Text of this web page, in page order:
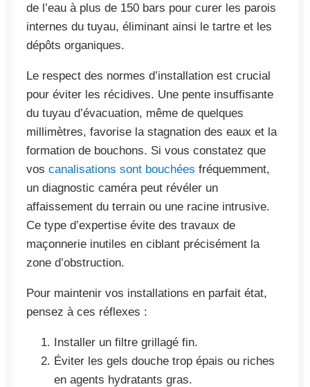
de l’eau à plus de 150 bars pour curer les parois
internes du tuyau, éliminant ainsi le tartre et les
dépôts organiques.
Le respect des normes d’installation est crucial
pour éviter les récidives. Une pente insuffisante
du tuyau d’évacuation, même de quelques
millimètres, favorise la stagnation des eaux et la
formation de bouchons. Si vous constatez que
vos canalisations sont bouchées fréquemment,
un diagnostic caméra peut révéler un
affaissement du terrain ou une racine intrusive.
Ce type d’expertise évite des travaux de
maçonnerie inutiles en ciblant précisément la
zone d’obstruction.
Pour maintenir vos installations en parfait état,
pensez à ces réflexes :
Installer un filtre grillagé fin.
Éviter les gels douche trop épais ou riches
en agents hydratants gras.